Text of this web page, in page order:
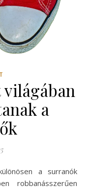
a
robbanásszerűen